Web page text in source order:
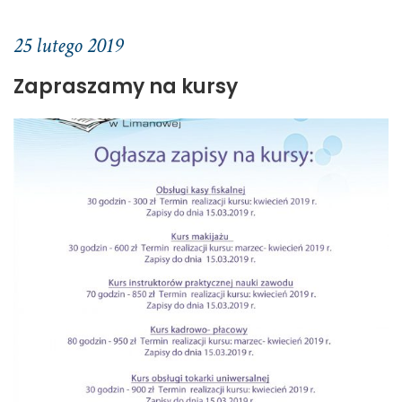
25 lutego 2019
Zapraszamy na kursy